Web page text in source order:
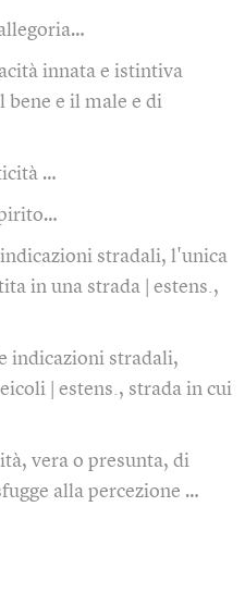
innata e istintiva
e il male e di
…
stradali, l'unica
in una strada | estens.,
indicazioni stradali,
| estens., strada in cui
vera o presunta, di
alla percezione …